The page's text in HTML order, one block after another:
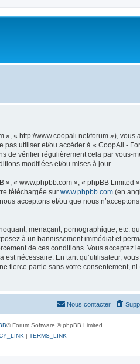
« http://www.coopali.net/forum »),
utiliser et/ou accéder à « CoopAli -
vérifier régulièrement cela par vous-
modifiées et/ou mises à jour.
« www.phpbb.com », « phpBB
téléchargée sur www.phpbb.com (en
acceptons et/ou que nous
menaçant, pornographique, etc.
à un bannissement immédiat et
de ces conditions. Vous acceptez
nécessaire. En tant qu’utilisateur,
partie sans votre consentement,
Nous contacter
® Forum Software © phpBB Limited
| TERMS_LINK